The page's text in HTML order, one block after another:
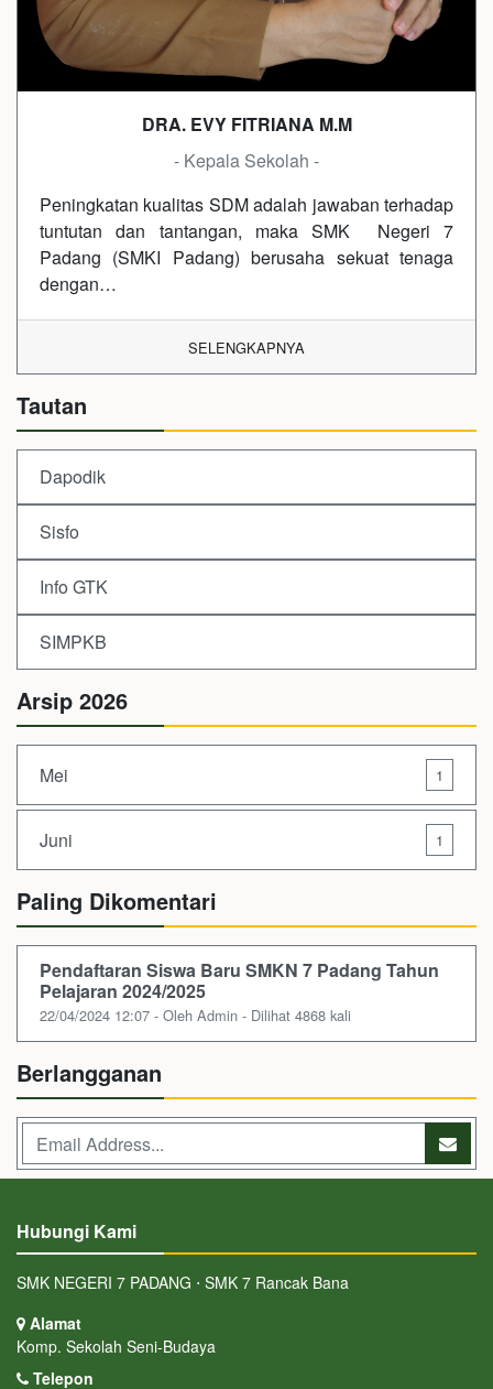
DRA. EVY FITRIANA M.M
- Kepala Sekolah -
Peningkatan kualitas SDM adalah jawaban terhadap
tuntutan dan tantangan, maka SMK Negeri 7
Padang (SMKI Padang) berusaha sekuat tenaga
dengan…
SELENGKAPNYA
Tautan
Dapodik
Sisfo
Info GTK
SIMPKB
Arsip 2026
Mei 1
Juni 1
Paling Dikomentari
Pendaftaran Siswa Baru SMKN 7 Padang Tahun
Pelajaran 2024/2025
22/04/2024 12:07 - Oleh Admin - Dilihat 4868 kali
Berlangganan
Hubungi Kami
SMK NEGERI 7 PADANG ⋅ SMK 7 Rancak Bana
Alamat
Komp. Sekolah Seni-Budaya
Telepon